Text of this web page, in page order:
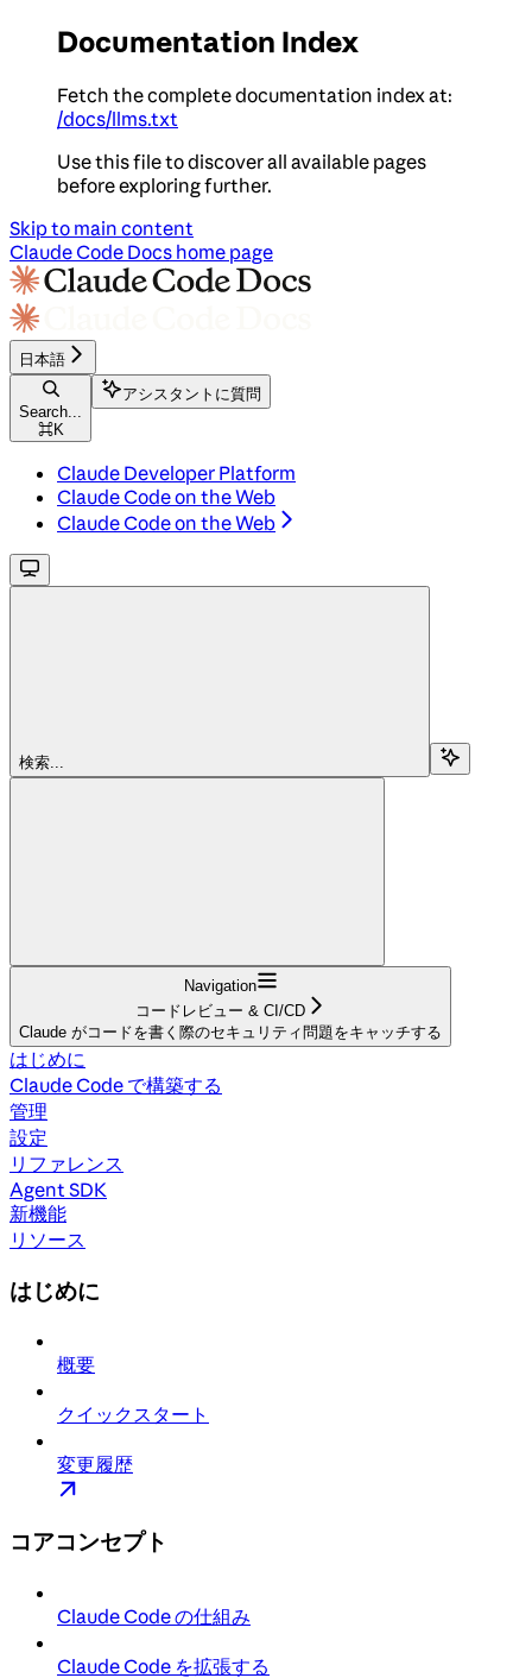
Documentation Index
Fetch the complete documentation index at:
/docs/llms.txt
Use this file to discover all available pages
before exploring further.
Skip to main content
Claude Code Docs home page
日本語
Search...
⌘K
アシスタントに質問
Claude Developer Platform
Claude Code on the Web
Claude Code on the Web
検索...
Navigation
コードレビュー & CI/CD
Claude がコードを書く際のセキュリティ問題をキャッチする
はじめに
Claude Code で構築する
管理
設定
リファレンス
Agent SDK
新機能
リソース
はじめに
概要
クイックスタート
変更履歴
コアコンセプト
Claude Code の仕組み
Claude Code を拡張する